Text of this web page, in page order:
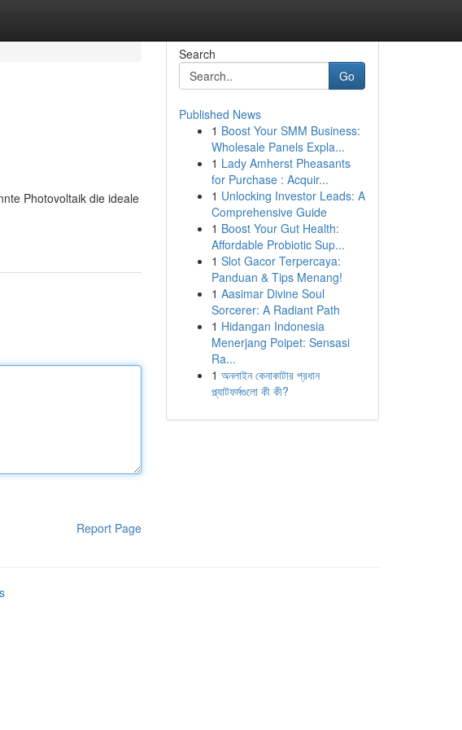
Photovoltaik die ideale
Report Page
Search
Go
Published News
1 Boost Your SMM Business:
Wholesale Panels Expla...
1 Lady Amherst Pheasants
for Purchase : Acquir...
1 Unlocking Investor Leads: A
Comprehensive Guide
1 Boost Your Gut Health:
Affordable Probiotic Sup...
1 Slot Gacor Terpercaya:
Panduan & Tips Menang!
1 Aasimar Divine Soul
Sorcerer: A Radiant Path
1 Hidangan Indonesia
Menerjang Poipet: Sensasi
Ra...
1 অনলাইন কেনাকাটার প্রধান
প্ল্যাটফর্মগুলো কী কী?